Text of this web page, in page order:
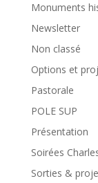
Monuments
Newsletter
Non classé
Options et
Pastorale
POLE SUP
Présentation
Soirées
Sorties &